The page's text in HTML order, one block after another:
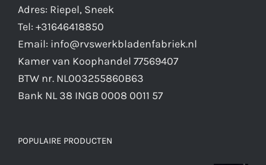
Adres: Riepel, Sneek
Tel: +31646418850
Email: info@rvswerkbladenfabriek.nl
Kamer van Koophandel 77569407
BTW nr. NL003255860B63
Bank NL 38 INGB 0008 0011 57
POPULAIRE PRODUCTEN